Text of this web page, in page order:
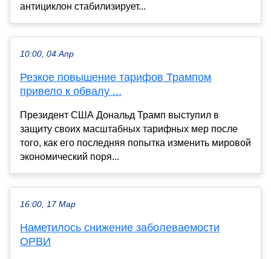
антициклон стабилизирует...
10:00, 04 Апр
Резкое повышение тарифов Трампом
привело к обвалу ...
Президент США Дональд Трамп выступил в
защиту своих масштабных тарифных мер после
того, как его последняя попытка изменить мировой
экономический поря...
16:00, 17 Мар
Наметилось снижение заболеваемости
ОРВИ